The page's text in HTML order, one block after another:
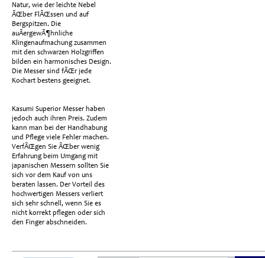
Natur, wie der leichte Nebel
ÃŒber FlÃŒssen und auf
Bergspitzen. Die
auÃergewÃ¶hnliche
Klingenaufmachung zusammen
mit den schwarzen Holzgriffen
bilden ein harmonisches Design.
Die Messer sind fÃŒr jede
Kochart bestens geeignet.
Kasumi Superior Messer haben
jedoch auch ihren Preis. Zudem
kann man bei der Handhabung
und Pflege viele Fehler machen.
VerfÃŒgen Sie ÃŒber wenig
Erfahrung beim Umgang mit
japanischen Messern sollten Sie
sich vor dem Kauf von uns
beraten lassen. Der Vorteil des
hochwertigen Messers verliert
sich sehr schnell, wenn Sie es
nicht korrekt pflegen oder sich
den Finger abschneiden.